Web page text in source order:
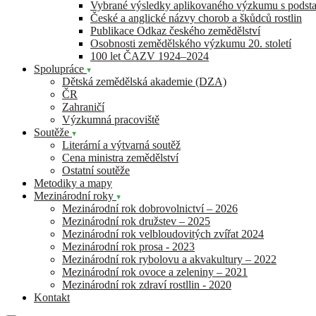
Vybrané výsledky aplikovaného výzkumu s
České a anglické názvy chorob a škůdců rostlin
Publikace Odkaz českého zemědělství
Osobnosti zemědělského výzkumu 20. století
100 let ČAZV 1924–2024
Spolupráce
Dětská zemědělská akademie (DZA)
ČR
Zahraničí
Výzkumná pracoviště
Soutěže
Literární a výtvarná soutěž
Cena ministra zemědělství
Ostatní soutěže
Metodiky a mapy
Mezinárodní roky
Mezinárodní rok dobrovolnictví – 2026
Mezinárodní rok družstev – 2025
Mezinárodní rok velbloudovitých zvířat 2024
Mezinárodní rok prosa - 2023
Mezinárodní rok rybolovu a akvakultury – 2022
Mezinárodní rok ovoce a zeleniny – 2021
Mezinárodní rok zdraví rostllin - 2020
Kontakt